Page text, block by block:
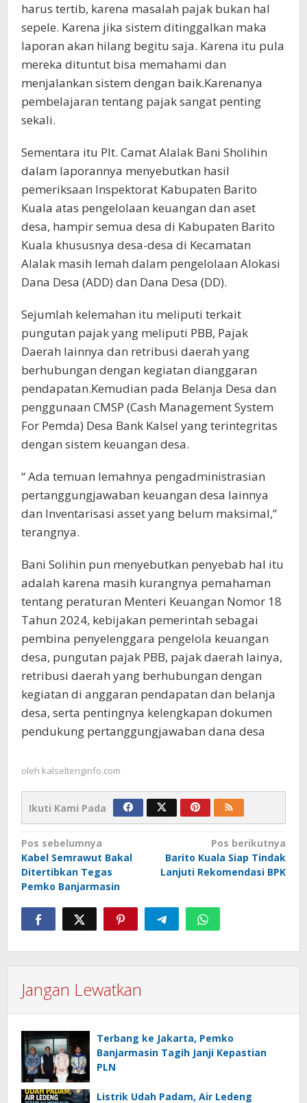
harus tertib, karena masalah pajak bukan hal
sepele. Karena jika sistem ditinggalkan maka
laporan akan hilang begitu saja. Karena itu pula
mereka dituntut bisa memahami dan
menjalankan sistem dengan baik.Karenanya
pembelajaran tentang pajak sangat penting
sekali.
Sementara itu Plt. Camat Alalak Bani Sholihin
dalam laporannya menyebutkan hasil
pemeriksaan Inspektorat Kabupaten Barito
Kuala atas pengelolaan keuangan dan aset
desa, hampir semua desa di Kabupaten Barito
Kuala khususnya desa-desa di Kecamatan
Alalak masih lemah dalam pengelolaan Alokasi
Dana Desa (ADD) dan Dana Desa (DD).
Sejumlah kelemahan itu meliputi terkait
pungutan pajak yang meliputi PBB, Pajak
Daerah lainnya dan retribusi daerah yang
berhubungan dengan kegiatan dianggaran
pendapatan.Kemudian pada Belanja Desa dan
penggunaan CMSP (Cash Management System
For Pemda) Desa Bank Kalsel yang terintegritas
dengan sistem keuangan desa.
“ Ada temuan lemahnya pengadministrasian
pertanggungjawaban keuangan desa lainnya
dan Inventarisasi asset yang belum maksimal,”
terangnya.
Bani Solihin pun menyebutkan penyebab hal itu
adalah karena masih kurangnya pemahaman
tentang peraturan Menteri Keuangan Nomor 18
Tahun 2024, kebijakan pemerintah sebagai
pembina penyelenggara pengelola keuangan
desa, pungutan pajak PBB, pajak daerah lainya,
retribusi daerah yang berhubungan dengan
kegiatan di anggaran pendapatan dan belanja
desa, serta pentingnya kelengkapan dokumen
pendukung pertanggungjawaban dana desa
oleh kalseltenginfo.com
Ikuti Kami Pada
Navigasi
pos
Pos sebelumnya
Kabel Semrawut Bakal
Ditertibkan Tegas
Pemko Banjarmasin
Pos berikutnya
Barito Kuala Siap Tindak
Lanjuti Rekomendasi BPK
Jangan Lewatkan
Terbang ke Jakarta, Pemko
Banjarmasin Tagih Janji Kepastian
PLN
Listrik Udah Padam, Air Ledeng